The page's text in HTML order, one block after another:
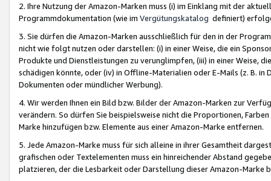
2. Ihre Nutzung der Amazon-Marken muss (i) im Einklang mit der
Programmdokumentation (wie im Vergütungskatalog definiert)
3. Sie dürfen die Amazon-Marken ausschließlich für den in der
nicht wie folgt nutzen oder darstellen: (i) in einer Weise, die ein
Produkte und Dienstleistungen zu verunglimpfen, (iii) in einer Weise,
schädigen könnte, oder (iv) in Offline-Materialien oder E-Mails (z. B. in
Dokumenten oder mündlicher Werbung).
4. Wir werden Ihnen ein Bild bzw. Bilder der Amazon-Marken zur
verändern. So dürfen Sie beispielsweise nicht die Proportionen,
Marke hinzufügen bzw. Elemente aus einer Amazon-Marke entfernen.
5. Jede Amazon-Marke muss für sich alleine in ihrer Gesamtheit
grafischen oder Textelementen muss ein hinreichender Abstand
platzieren, der die Lesbarkeit oder Darstellung dieser Amazon-Marke